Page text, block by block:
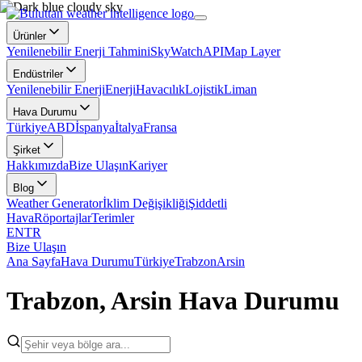
Ürünler
Yenilenebilir Enerji TahminiSkyWatchAPIMap Layer
Endüstriler
Yenilenebilir EnerjiEnerjiHavacılıkLojistikLiman
Hava Durumu
TürkiyeABDİspanyaİtalyaFransa
Şirket
HakkımızdaBize UlaşınKariyer
Blog
Weather Generatorİklim DeğişikliğiŞiddetli
HavaRöportajlarTerimler
ENTR
Bize Ulaşın
Ana SayfaHava DurumuTürkiyeTrabzonArsin
Trabzon, Arsin Hava Durumu